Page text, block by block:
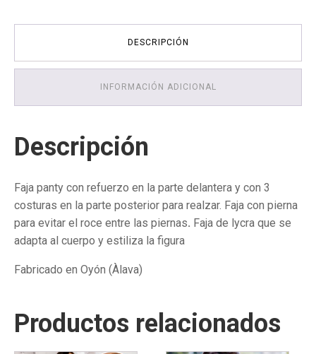
-
DESCRIPCIÓN
INFORMACIÓN ADICIONAL
Descripción
Faja panty con refuerzo en la parte delantera y con 3
costuras en la parte posterior para realzar. Faja con pierna
para evitar el roce entre las piernas. Faja de lycra que se
adapta al cuerpo y estiliza la figura
Fabricado en Oyón (Àlava)
Productos relacionados